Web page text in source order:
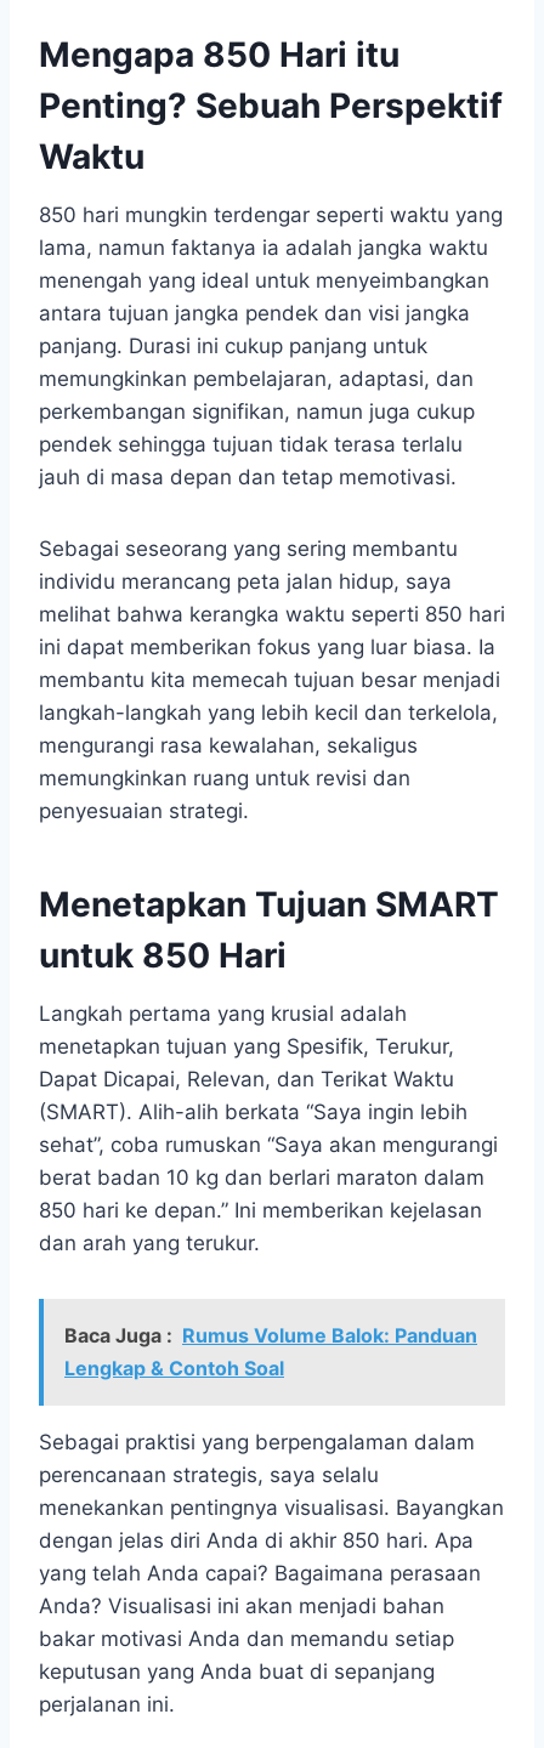
Mengapa 850 Hari itu
Penting? Sebuah Perspektif
Waktu
850 hari mungkin terdengar seperti waktu yang
lama, namun faktanya ia adalah jangka waktu
menengah yang ideal untuk menyeimbangkan
antara tujuan jangka pendek dan visi jangka
panjang. Durasi ini cukup panjang untuk
memungkinkan pembelajaran, adaptasi, dan
perkembangan signifikan, namun juga cukup
pendek sehingga tujuan tidak terasa terlalu
jauh di masa depan dan tetap memotivasi.
Sebagai seseorang yang sering membantu
individu merancang peta jalan hidup, saya
melihat bahwa kerangka waktu seperti 850 hari
ini dapat memberikan fokus yang luar biasa. Ia
membantu kita memecah tujuan besar menjadi
langkah-langkah yang lebih kecil dan terkelola,
mengurangi rasa kewalahan, sekaligus
memungkinkan ruang untuk revisi dan
penyesuaian strategi.
Menetapkan Tujuan SMART
untuk 850 Hari
Langkah pertama yang krusial adalah
menetapkan tujuan yang Spesifik, Terukur,
Dapat Dicapai, Relevan, dan Terikat Waktu
(SMART). Alih-alih berkata “Saya ingin lebih
sehat”, coba rumuskan “Saya akan mengurangi
berat badan 10 kg dan berlari maraton dalam
850 hari ke depan.” Ini memberikan kejelasan
dan arah yang terukur.
Baca Juga : Rumus Volume Balok: Panduan
Lengkap & Contoh Soal
Sebagai praktisi yang berpengalaman dalam
perencanaan strategis, saya selalu
menekankan pentingnya visualisasi. Bayangkan
dengan jelas diri Anda di akhir 850 hari. Apa
yang telah Anda capai? Bagaimana perasaan
Anda? Visualisasi ini akan menjadi bahan
bakar motivasi Anda dan memandu setiap
keputusan yang Anda buat di sepanjang
perjalanan ini.